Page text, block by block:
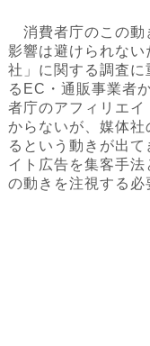
消費者庁のこの動
影響は避けられな
社」に関する調査
るEC・通販事業者
者庁のアフィリエ
からないが、媒体
るという動きが出
イト広告を集客手
の動きを注視する必